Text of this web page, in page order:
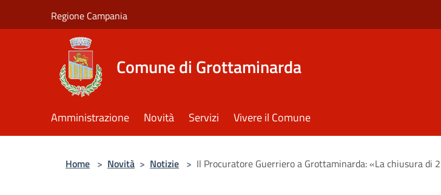
Regione Campania
Comune di Grottaminarda
Amministrazione Novità Servizi Vivere il Comune
Home > Novità > Notizie > Il Procuratore Guerriero a Grottaminarda: «La chiusura